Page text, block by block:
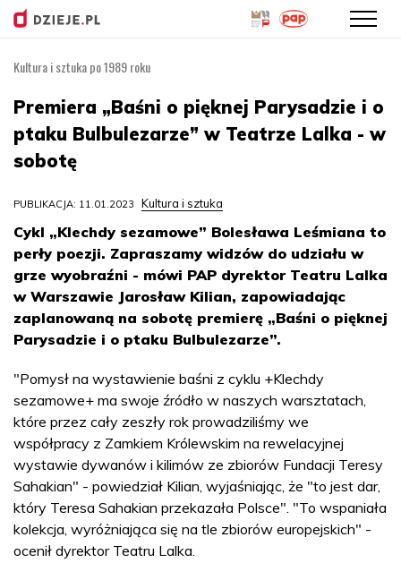
treści
Kultura i sztuka po 1989 roku
Premiera „Baśni o pięknej Parysadzie i o
ptaku Bulbulezarze” w Teatrze Lalka - w
sobotę
PUBLIKACJA: 11.01.2023 Kultura i sztuka
Cykl „Klechdy sezamowe” Bolesława Leśmiana to
perły poezji. Zapraszamy widzów do udziału w
grze wyobraźni - mówi PAP dyrektor Teatru Lalka
w Warszawie Jarosław Kilian, zapowiadając
zaplanowaną na sobotę premierę „Baśni o pięknej
Parysadzie i o ptaku Bulbulezarze”.
"Pomysł na wystawienie baśni z cyklu +Klechdy
sezamowe+ ma swoje źródło w naszych warsztatach,
które przez cały zeszły rok prowadziliśmy we
współpracy z Zamkiem Królewskim na rewelacyjnej
wystawie dywanów i kilimów ze zbiorów Fundacji Teresy
Sahakian" - powiedział Kilian, wyjaśniając, że "to jest dar,
który Teresa Sahakian przekazała Polsce". "To wspaniała
kolekcja, wyróżniająca się na tle zbiorów europejskich" -
ocenił dyrektor Teatru Lalka.